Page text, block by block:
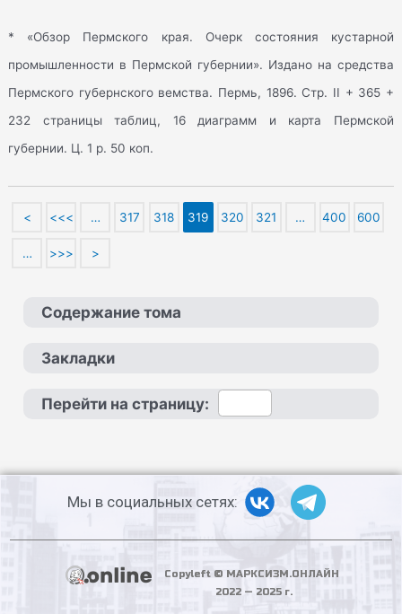
* «Обзор Пермского края. Очерк состояния кустарной
промышленности в Пермской губернии». Издано на средства
Пермского губернского вемства. Пермь, 1896. Стр. II + 365 +
232 страницы таблиц, 16 диаграмм и карта Пермской
губернии. Ц. 1 р. 50 коп.
< <<< … 317 318 319 320 321 … 400 600
… >>> >
Содержание тома
Закладки
Перейти на страницу:
Мы в социальных сетях:
Copyleft © МАРКСИЗМ.ОНЛАЙН
2022 — 2025 г.